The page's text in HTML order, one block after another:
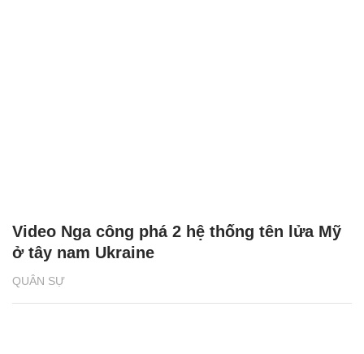
QUÂN SỰ
Video Nga công phá 2 hệ thống tên lửa Mỹ
ở tây nam Ukraine